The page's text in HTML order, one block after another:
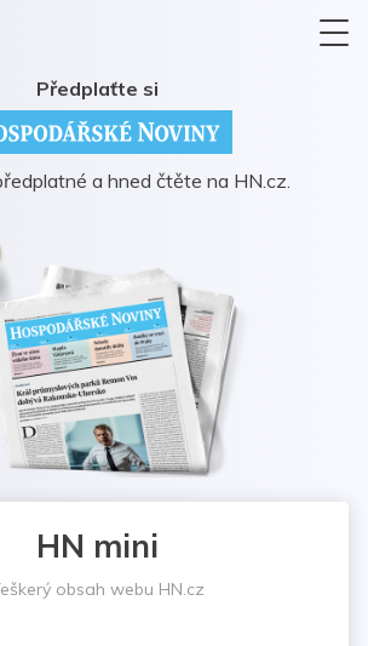
Předplaťte si
a hned čtěte na HN.cz.
HN mini
obsah webu HN.cz